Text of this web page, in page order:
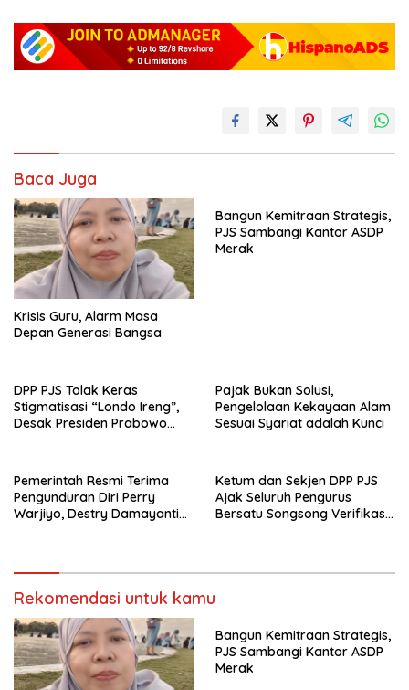
Baca Juga
Krisis Guru, Alarm Masa
Depan Generasi Bangsa
Bangun Kemitraan Strategis,
PJS Sambangi Kantor ASDP
Merak
DPP PJS Tolak Keras
Stigmatisasi “Londo Ireng”,
Desak Presiden Prabowo
Pajak Bukan Solusi,
Pengelolaan Kekayaan Alam
Sesuai Syariat adalah Kunci
Pemerintah Resmi Terima
Pengunduran Diri Perry
Warjiyo, Destry Damayanti
Ketum dan Sekjen DPP PJS
Ajak Seluruh Pengurus
Bersatu Songsong Verifikasi
Rekomendasi untuk kamu
Bangun Kemitraan Strategis,
PJS Sambangi Kantor ASDP
Merak